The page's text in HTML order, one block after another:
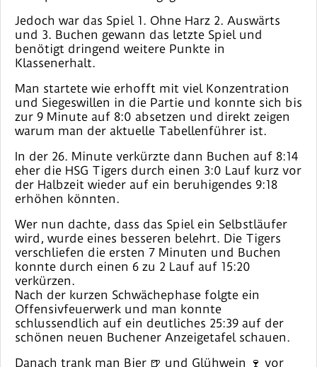
Jedoch war das Spiel 1. Ohne Harz 2. Auswärts
und 3. Buchen gewann das letzte Spiel und
benötigt dringend weitere Punkte in
Klassenerhalt.
Man startete wie erhofft mit viel Konzentration
und Siegeswillen in die Partie und konnte sich bis
zur 9 Minute auf 8:0 absetzen und direkt zeigen
warum man der aktuelle Tabellenführer ist.
In der 26. Minute verkürzte dann Buchen auf 8:14
eher die HSG Tigers durch einen 3:0 Lauf kurz vor
der Halbzeit wieder auf ein beruhigendes 9:18
erhöhen könnten.
Wer nun dachte, dass das Spiel ein Selbstläufer
wird, wurde eines besseren belehrt. Die Tigers
verschliefen die ersten 7 Minuten und Buchen
konnte durch einen 6 zu 2 Lauf auf 15:20
verkürzen.
Nach der kurzen Schwächephase folgte ein
Offensivfeuerwerk und man konnte
schlussendlich auf ein deutliches 25:39 auf der
schönen neuen Buchener Anzeigetafel schauen.
Danach trank man Bier 🍺 und Glühwein 🍷 vor